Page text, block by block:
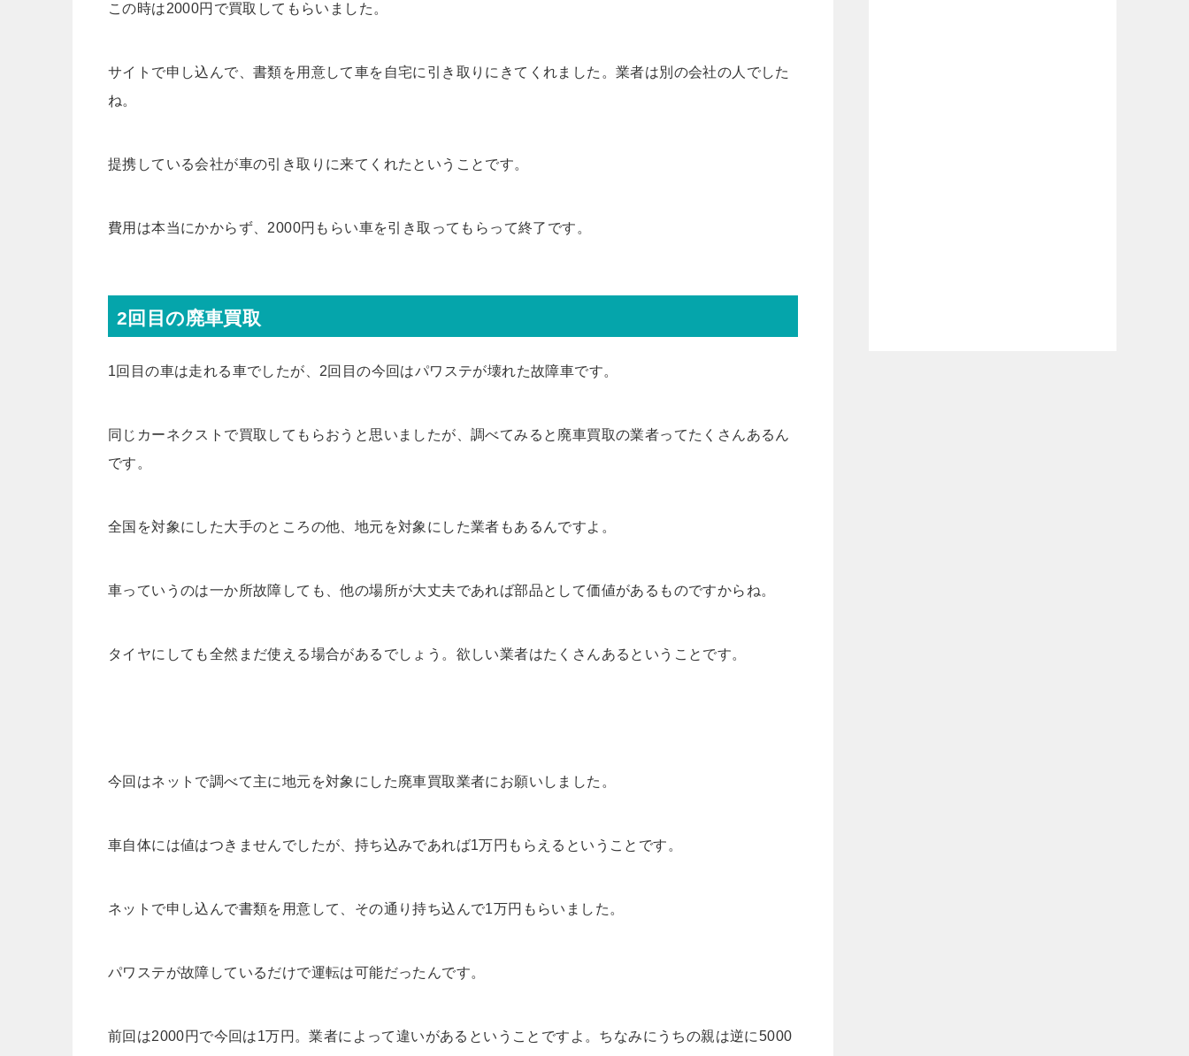
この時は2000円で買取してもらいました。
サイトで申し込んで、書類を用意して車を自宅に引き取りにきてくれました。業者は別の会社の人でした
ね。
提携している会社が車の引き取りに来てくれたということです。
費用は本当にかからず、2000円もらい車を引き取ってもらって終了です。
2回目の廃車買取
1回目の車は走れる車でしたが、2回目の今回はパワステが壊れた故障車です。
同じカーネクストで買取してもらおうと思いましたが、調べてみると廃車買取の業者ってたくさんあるん
です。
全国を対象にした大手のところの他、地元を対象にした業者もあるんですよ。
車っていうのは一か所故障しても、他の場所が大丈夫であれば部品として価値があるものですからね。
タイヤにしても全然まだ使える場合があるでしょう。欲しい業者はたくさんあるということです。
今回はネットで調べて主に地元を対象にした廃車買取業者にお願いしました。
車自体には値はつきませんでしたが、持ち込みであれば1万円もらえるということです。
ネットで申し込んで書類を用意して、その通り持ち込んで1万円もらいました。
パワステが故障しているだけで運転は可能だったんです。
前回は2000円で今回は1万円。業者によって違いがあるということですよ。ちなみにうちの親は逆に5000